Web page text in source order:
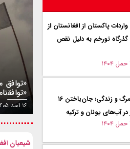
پاکستان از افغانستان از
تورخم به دلیل نقص
بازی مرگ و زندگی؛ جان‌باختن ۱۶
در آب‌های یونان و ترکیه
«توافق
۱۶ اسد ۱۴۰۵
شیعیان